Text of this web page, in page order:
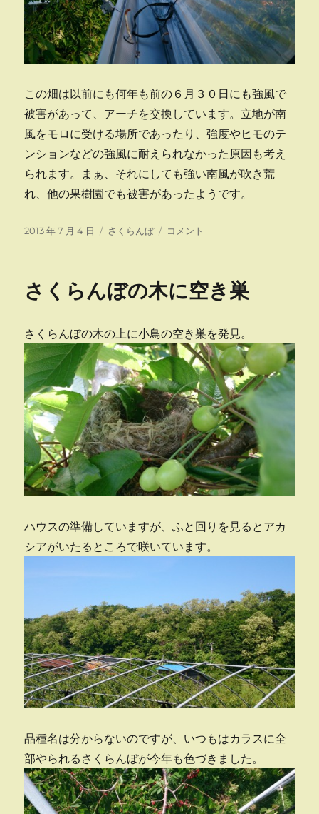
この畑は以前にも何年も前の６月３０日にも強風で
被害があって、アーチを交換しています。立地が南
風をモロに受ける場所であったり、強度やヒモのテ
ンションなどの強風に耐えられなかった原因も考え
られます。まぁ、それにしても強い南風が吹き荒
れ、他の果樹園でも被害があったようです。
投
2013 年 7 月 4 日
カ
ー
さくらんぼ
強
荒
に
コメント
さくらんぼの木に空き巣
さくらんぼの木の上に小鳥の空き巣を発見。
ハウスの準備していますが、ふと回りを見るとアカ
シアがいたるところで咲いています。
品種名は分からないのですが、いつもはカラスに全
部やられるさくらんぼが今年も色づきました。